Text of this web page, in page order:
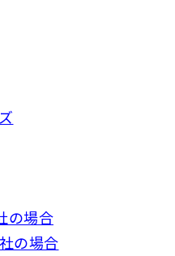
の場合
の場合